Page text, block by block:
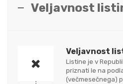
Veljavnost
Veljavnost
Listine je v
priznati le na
(večmesečnega)